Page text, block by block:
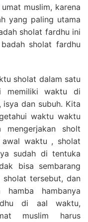
muslim, karena
yang paling utama
sholat fardhu ini
sholat fardhu
sholat dalam satu
memiliki waktu di
isya dan subuh. Kita
waktu waktu
sholt
waktu , sholat
sudah di tentuka
bisa sembarang
sholat tersebut, dan
hambanya
di aal waktu,
muslim harus